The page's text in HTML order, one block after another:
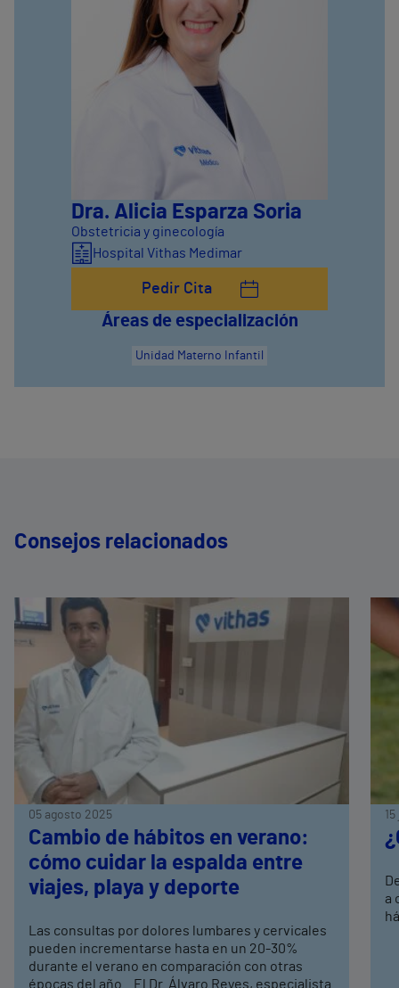
Dra. Alicia Esparza Soria
Obstetricia y ginecología
Hospital Vithas Medimar
Pedir Cita
Áreas de especialización
Unidad Materno Infantil
Consejos relacionados
05 agosto 2025
Cambio de hábitos en verano:
cómo cuidar la espalda entre
viajes, playa y deporte
Las consultas por dolores lumbares y cervicales
pueden incrementarse hasta en un 20-30%
durante el verano en comparación con otras
épocas del año. El Dr. Álvaro Reyes, especialista
a